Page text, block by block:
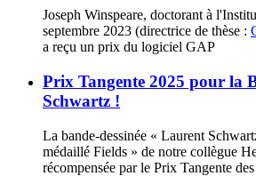
Joseph Winspeare, doctorant à
septembre 2023 (directrice de thèse :
a reçu un prix du logiciel GAP
Prix Tangente 2025 pour la
Schwartz !
La bande-dessinée « Laurent
médaillé Fields » de notre collègue
récompensée par le Prix Tangente